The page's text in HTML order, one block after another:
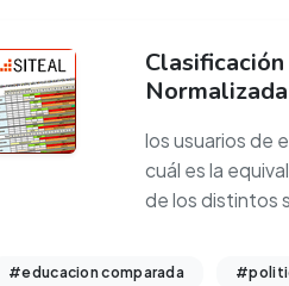
los usuarios de
cuál es la
de los distintos
#educacion comparada